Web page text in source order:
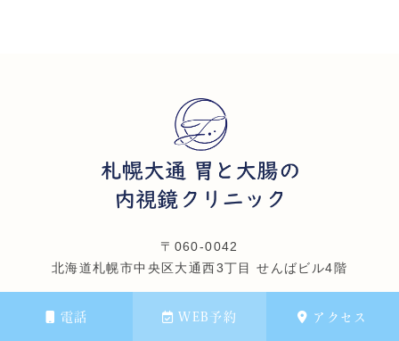
電話 WEB予約 アクセス
〒060-0042
北海道札幌市中央区大通西3丁目 せんばビル4階
代表電話：